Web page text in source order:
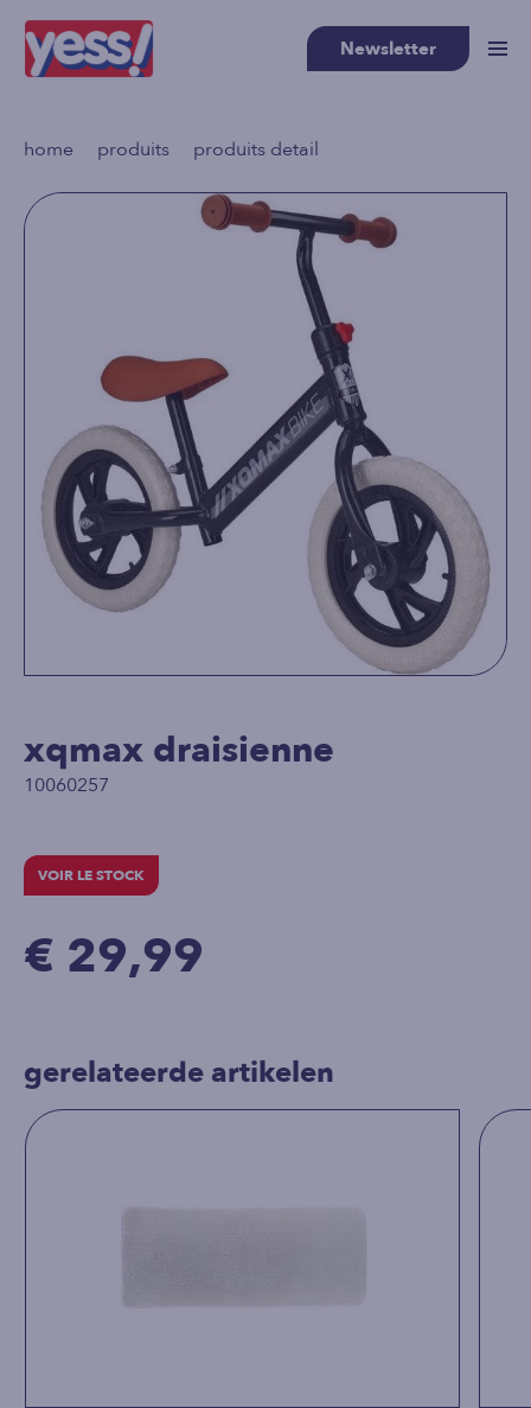
Newsletter
home produits produits detail
xqmax draisienne
10060257
VOIR LE STOCK
€ 29,99
gerelateerde artikelen